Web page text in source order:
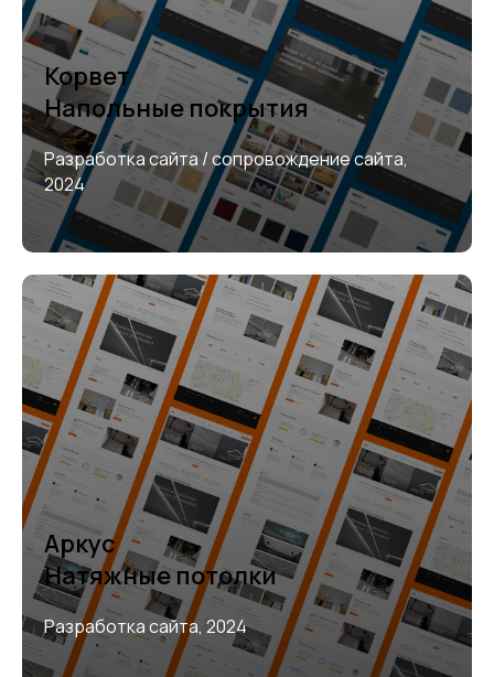
Корвет
Напольные покрытия
Разработка сайта / сопровождение сайта,
2024
Аркус
Натяжные потолки
Разработка сайта, 2024